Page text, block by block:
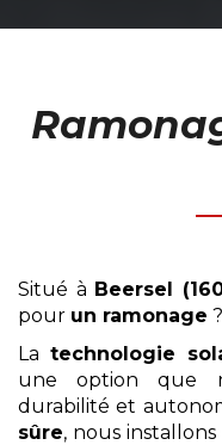
Situé à Beersel
pour un ramonage ?
Latechnologie
une option que
durabilité et
sûre, nous